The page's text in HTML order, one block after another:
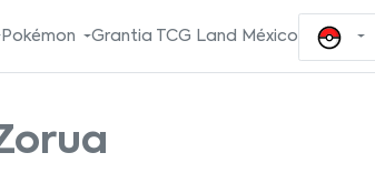
Pokémon Grantia TCG Land México